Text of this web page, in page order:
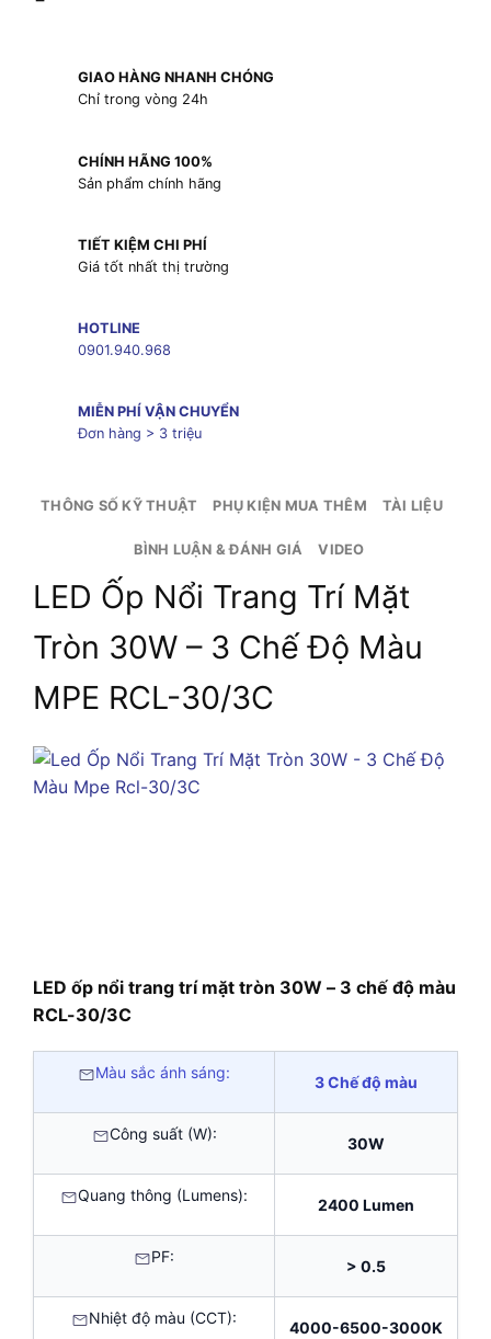
GIAO HÀNG NHANH CHÓNG
Chỉ trong vòng 24h
CHÍNH HÃNG 100%
Sản phẩm chính hãng
TIẾT KIỆM CHI PHÍ
Giá tốt nhất thị trường
HOTLINE
0901.940.968
MIỄN PHÍ VẬN CHUYỂN
Đơn hàng > 3 triệu
THÔNG SỐ KỸ THUẬT PHỤ KIỆN MUA THÊM TÀI LIỆU
BÌNH LUẬN & ĐÁNH GIÁ VIDEO
LED Ốp Nổi Trang Trí Mặt
Tròn 30W – 3 Chế Độ Màu
MPE RCL-30/3C
LED ốp nổi trang trí mặt tròn 30W – 3 chế độ màu
RCL-30/3C
Màu sắc ánh sáng:
3 Chế độ màu
Công suất (W):
30W
Quang thông (Lumens):
2400 Lumen
PF:
> 0.5
Nhiệt độ màu (CCT):
4000-6500-3000K